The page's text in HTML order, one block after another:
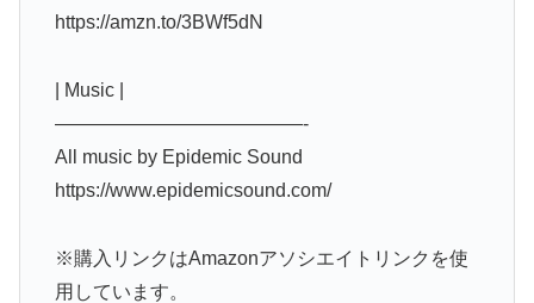
https://amzn.to/3BWf5dN
| Music |
—————————————-
All music by Epidemic Sound
https://www.epidemicsound.com/
※購入リンクはAmazonアソシエイトリンクを使
用しています。